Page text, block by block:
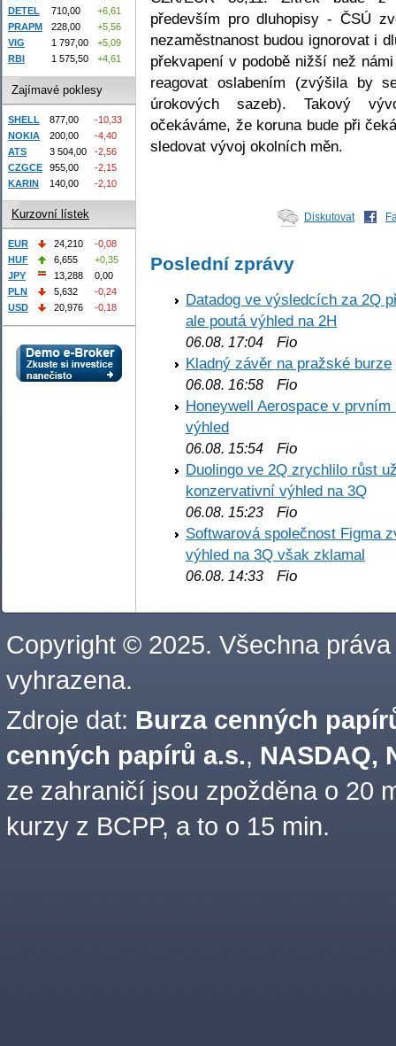
především pro dluhopisy - ČSÚ
nezaměstnanost budou ignorovat i
překvapení v podobě nižší než
reagovat oslabením (zvýšila by
úrokových sazeb). Takový
očekáváme, že koruna bude při
sledovat vývoj okolních měn.
Diskutovat
Poslední zprávy
Datadog ve výsledcích za 2Q
ale poutá výhled na 2H
06.08. 17:04 Fio
Kladný závěr na pražské burze
06.08. 16:58 Fio
Honeywell Aerospace v
výhled
06.08. 15:54 Fio
Duolingo ve 2Q zrychlilo růst
konzervativní výhled na 3Q
06.08. 15:23 Fio
Softwarová společnost Figma
výhled na 3Q však zklamal
06.08. 14:33 Fio
DETEL
710,00
+6,61
PRAPM
228,00
+5,56
VIG
1 797,00
+5,09
RBI
1 575,50 +4,61
Zajímavé poklesy
SHELL 877,00
-10,33
NOKIA
200,00
-4,40
ATS
3 504,00
-2,56
CZGCE
955,00
-2,15
KARIN
140,00 -2,10
Kurzovní lístek
EUR 24,210
-0,08
HUF
6,655
+0,35
JPY
13,288
0,00
PLN
5,632
-0,24
USD
20,976 -0,18
Copyright © 2025. Všechna práva
vyhrazena.
Zdroje dat: Burza cenných
cenných papírů a.s., NASDAQ,
ze zahraničí jsou zpožděna o 20
kurzy z BCPP, a to o 15 min.